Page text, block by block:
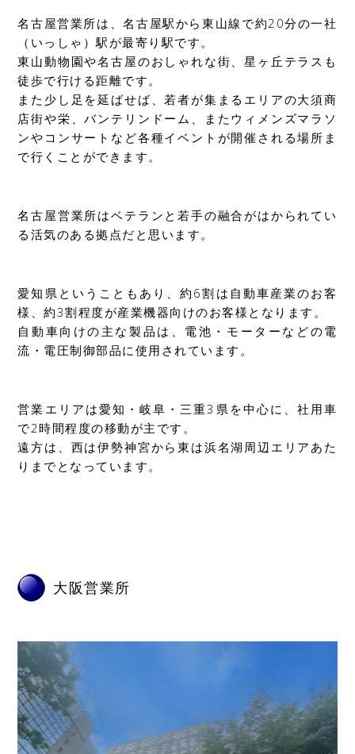
名古屋営業所は、名古屋駅から東山線で約20分の一社
（いっしゃ）駅が最寄り駅です。
東山動物園や名古屋のおしゃれな街、星ヶ丘テラスも
徒歩で行ける距離です。
また少し足を延ばせば、若者が集まるエリアの大須商
店街や栄、バンテリンドーム、またウィメンズマラソ
ンやコンサートなど各種イベントが開催される場所ま
で行くことができます。
名古屋営業所はベテランと若手の融合がはかられてい
る活気のある拠点だと思います。
愛知県ということもあり、約6割は自動車産業のお客
様、約3割程度が産業機器向けのお客様となります。
自動車向けの主な製品は、電池・モーターなどの電
流・電圧制御部品に使用されています。
営業エリアは愛知・岐阜・三重3県を中心に、社用車
で2時間程度の移動が主です。
遠方は、西は伊勢神宮から東は浜名湖周辺エリアあた
りまでとなっています。
大阪営業所